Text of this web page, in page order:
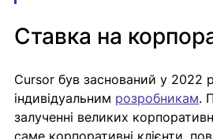
Ставка на
Cursor був заснований у 2022
індивідуальним розробникам.
залученні великих